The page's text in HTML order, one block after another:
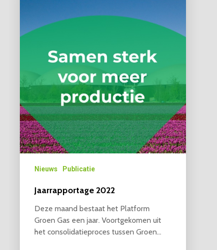
Nieuws Publicatie
Jaarrapportage 2022
Deze maand bestaat het Platform
Groen Gas een jaar. Voortgekomen uit
het consolidatieproces tussen Groen…